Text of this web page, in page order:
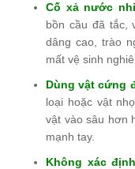
Cố xả nước
bồn cầu đã tắc,
dâng cao, trào
mất vệ sinh
Dùng vật cứng
loại hoặc vật
vật vào sâu hơn
mạnh tay.
Không xác